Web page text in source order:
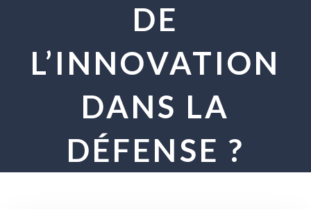
DE
L’INNOVATION
DANS LA
DÉFENSE ?